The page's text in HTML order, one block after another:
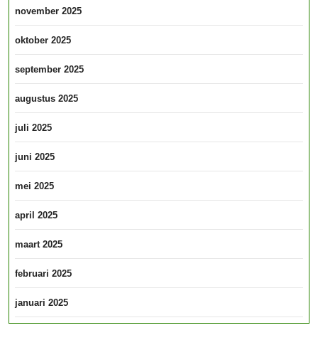
november 2025
oktober 2025
september 2025
augustus 2025
juli 2025
juni 2025
mei 2025
april 2025
maart 2025
februari 2025
januari 2025